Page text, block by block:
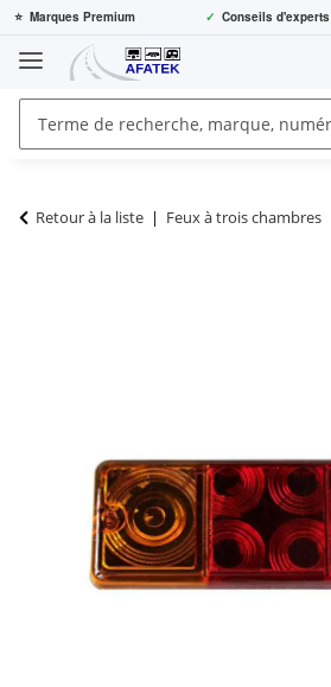
⭐ Marques Premium ✓ Conseils d'experts
Retour à la liste Feux à trois chambres